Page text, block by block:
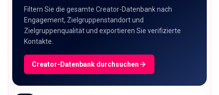
Filtern Sie die gesamte Creator-Datenbank nach
Engagement, Zielgruppenstandort und
Zielgruppenqualität und exportieren Sie verifizierte
Kontakte.
Creator-Datenbank durchsuchen